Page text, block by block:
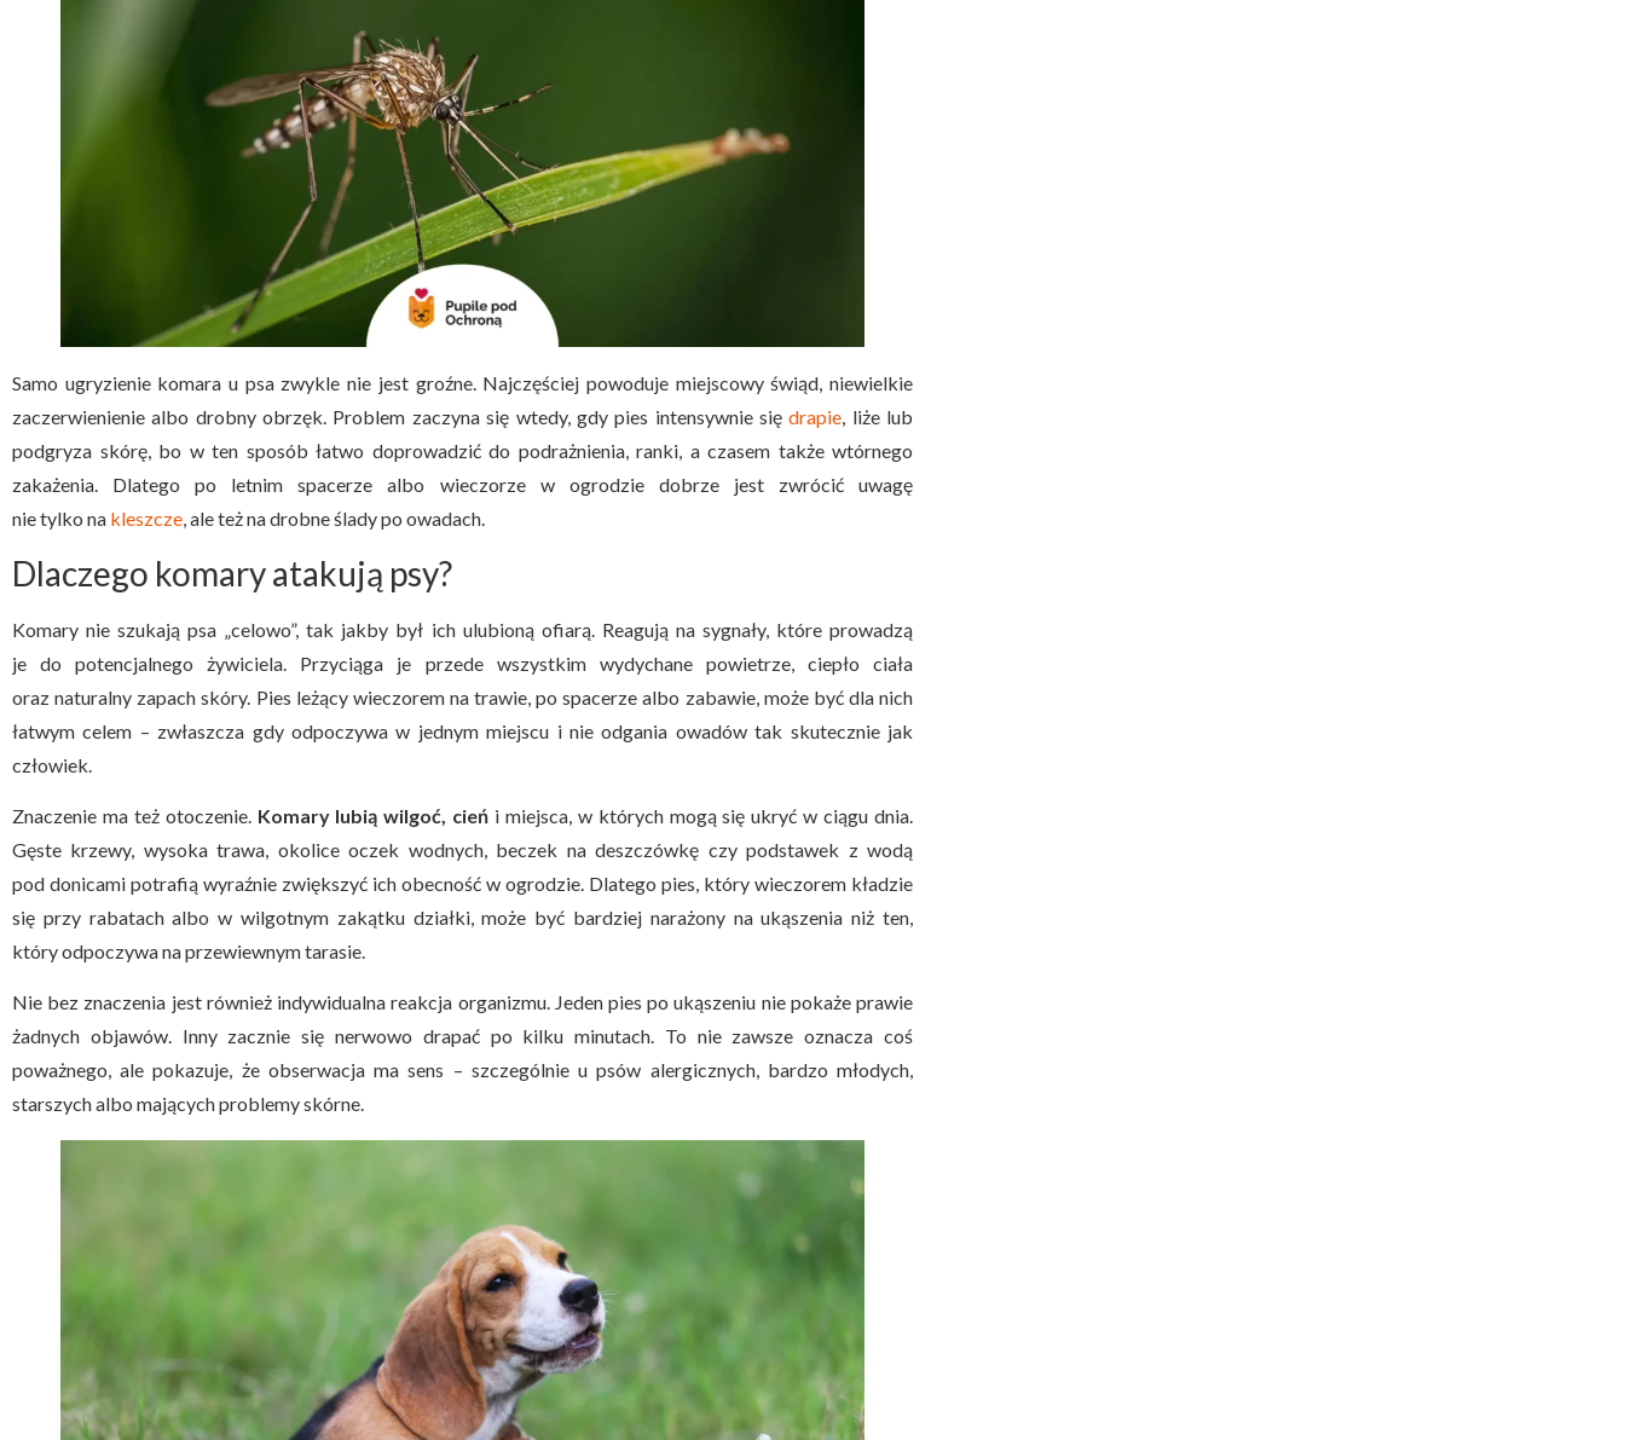
Samo ugryzienie komara u psa zwykle nie jest groźne. Najczęściej powoduje miejscowy świąd, niewielkie
zaczerwienienie albo drobny obrzęk. Problem zaczyna się wtedy, gdy pies intensywnie siędrapie, liże lub
podgryza skórę, bo w ten sposób łatwo doprowadzić do podrażnienia, ranki, a czasem także wtórnego
zakażenia. Dlatego po letnim spacerze albo wieczorze w ogrodzie dobrze jest zwrócić uwagę
nie tylko na kleszcze, ale też na drobne ślady po owadach.
Dlaczego komary atakują psy?
Komary nie szukają psa „celowo”, tak jakby był ich ulubioną ofiarą. Reagują na sygnały, które prowadzą
je do potencjalnego żywiciela. Przyciąga je przede wszystkim wydychane powietrze, ciepło ciała
oraz naturalny zapach skóry. Pies leżący wieczorem na trawie, po spacerze albo zabawie, może być dla nich
łatwym celem – zwłaszcza gdy odpoczywa w jednym miejscu i nie odgania owadów tak skutecznie jak
człowiek.
Znaczenie ma też otoczenie. Komary lubią wilgoć, cień i miejsca, w których mogą się ukryć w ciągu dnia.
Gęste krzewy, wysoka trawa, okolice oczek wodnych, beczek na deszczówkę czy podstawek z wodą
pod donicami potrafią wyraźnie zwiększyć ich obecność w ogrodzie. Dlatego pies, który wieczorem kładzie
się przy rabatach albo w wilgotnym zakątku działki, może być bardziej narażony na ukąszenia niż ten,
który odpoczywa na przewiewnym tarasie.
Nie bez znaczenia jest również indywidualna reakcja organizmu. Jeden pies po ukąszeniu nie pokaże prawie
żadnych objawów. Inny zacznie się nerwowo drapać po kilku minutach. To nie zawsze oznacza coś
poważnego, ale pokazuje, że obserwacja ma sens – szczególnie u psów alergicznych, bardzo młodych,
starszych albo mających problemy skórne.